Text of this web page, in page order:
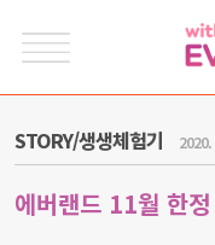
STORY/생생체험기 2020.
에버랜드 11월 한